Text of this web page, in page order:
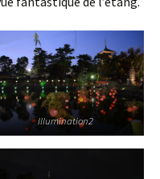
Illumination2